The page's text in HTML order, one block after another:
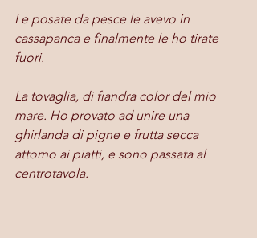
Le posate da pesce le avevo in
cassapanca e finalmente le ho tirate
fuori.
La tovaglia, di fiandra color del mio
mare. Ho provato ad unire una
ghirlanda di pigne e frutta secca
attorno ai piatti, e sono passata al
centrotavola.